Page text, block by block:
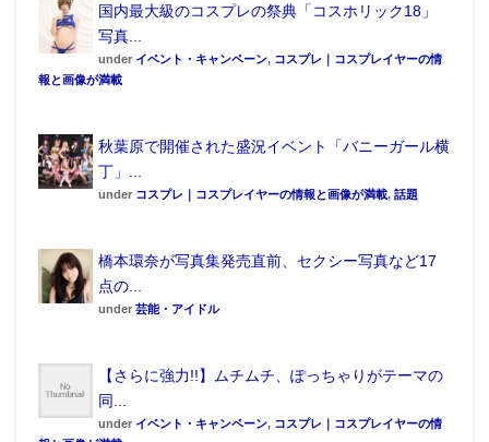
くれたのですが、大きく円を描く様にマッサージする
といいそうなので実践しているんです」と話す。ちな
みにこの日は「戌年」をイメージしたダルメシアン柄
いました…」と感想をいうと「乳牛ではありませ
ん！」と鋭い突っ込みをいれていた。
【次ページ】リリースイベント当日の写真を一挙公
1 2 »
国内最大級のコスプレの祭典「コスホリック18」
写真...
under イベント・キャンペーン, コスプレ｜コスプレイヤーの情
報と画像が満載
秋葉原で開催された盛況イベント「バニーガール横
丁」...
under コスプレ｜コスプレイヤーの情報と画像が満載, 話題
橋本環奈が写真集発売直前、セクシー写真など17
点の...
under 芸能・アイドル
【さらに強力!!】ムチムチ、ぽっちゃりがテーマの
同...
under イベント・キャンペーン, コスプレ｜コスプレイヤーの情